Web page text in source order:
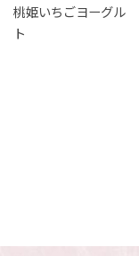
配送につ
桃姫いちごヨーグル
ト